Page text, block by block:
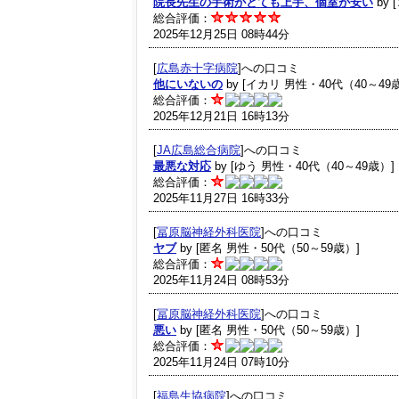
総合評価：
2025年12月25日 08時44分
[広島赤十字病院]への口コミ
他にいないの by [イカリ 男性・40代（40～49
総合評価：
2025年12月21日 16時13分
[JA広島総合病院]への口コミ
最悪な対応 by [ゆう 男性・40代（40～49歳）]
総合評価：
2025年11月27日 16時33分
[冨原脳神経外科医院]への口コミ
ヤブby [匿名 男性・50代（50～59歳）]
総合評価：
2025年11月24日 08時53分
[冨原脳神経外科医院]への口コミ
悪い by [匿名 男性・50代（50～59歳）]
総合評価：
2025年11月24日 07時10分
[福島生協病院]への口コミ